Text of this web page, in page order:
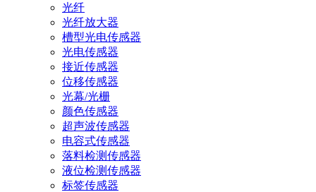
光纤
光纤放大器
槽型光电传感器
光电传感器
接近传感器
位移传感器
光幕/光栅
颜色传感器
超声波传感器
电容式传感器
落料检测传感器
液位检测传感器
标签传感器